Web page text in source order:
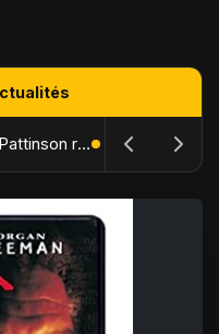
The Batman : Part II – Robert Pattinson replonge dans les ténèbres de Gotham dès octobre 2027